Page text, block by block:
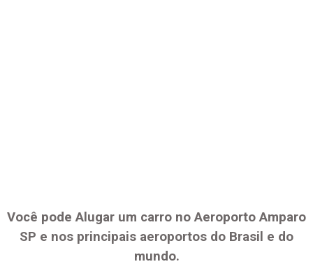
Você pode Alugar um carro no Aeroporto Amparo
SP e nos principais aeroportos do Brasil e do
mundo.